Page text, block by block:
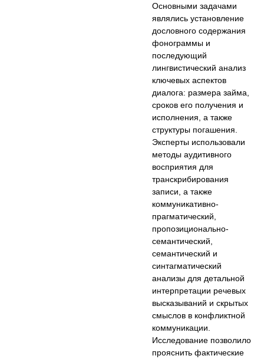
Основными задачами
являлись установление
дословного содержания
фонограммы и
последующий
лингвистический анализ
ключевых аспектов
диалога: размера займа,
сроков его получения и
исполнения, а также
структуры погашения.
Эксперты использовали
методы аудитивного
восприятия для
транскрибирования
записи, а также
коммуникативно-
прагматический,
пропозиционально-
семантический,
семантический и
синтагматический
анализы для детальной
интерпретации речевых
высказываний и скрытых
смыслов в конфликтной
коммуникации.
Исследование позволило
прояснить фактические